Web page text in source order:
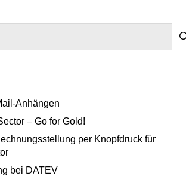
Anhängen
– Go for Gold!
per Knopfdruck für
bei DATEV